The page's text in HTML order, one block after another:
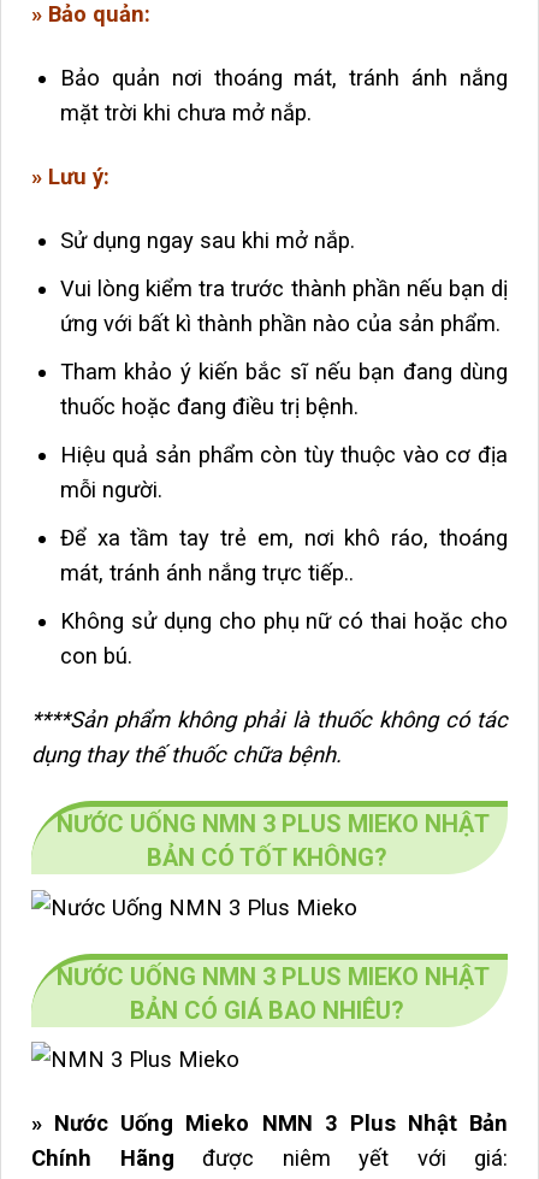
» Bảo quản:
Bảo quản nơi thoáng mát, tránh ánh nắng
mặt trời khi chưa mở nắp.
» Lưu ý:
Sử dụng ngay sau khi mở nắp.
Vui lòng kiểm tra trước thành phần nếu bạn dị
ứng với bất kì thành phần nào của sản phẩm.
Tham khảo ý kiến bắc sĩ nếu bạn đang dùng
thuốc hoặc đang điều trị bệnh.
Hiệu quả sản phẩm còn tùy thuộc vào cơ địa
mỗi người.
Để xa tầm tay trẻ em, nơi khô ráo, thoáng
mát, tránh ánh nắng trực tiếp..
Không sử dụng cho phụ nữ có thai hoặc cho
con bú.
****Sản phẩm không phải là thuốc không có tác
dụng thay thế thuốc chữa bệnh.
NƯỚC UỐNG NMN 3 PLUS MIEKO NHẬT
BẢN CÓ TỐT KHÔNG?
NƯỚC UỐNG NMN 3 PLUS MIEKO NHẬT
BẢN CÓ GIÁ BAO NHIÊU?
» Nước Uống Mieko NMN 3 Plus Nhật Bản
Chính Hãng được niêm yết với giá: